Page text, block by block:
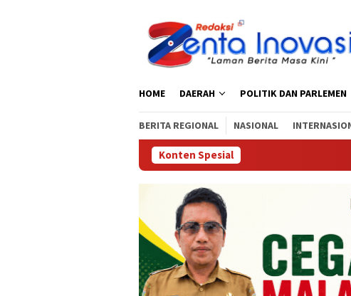
HOME DAERAH POLITIK DAN PARLEMEN
BERITA REGIONAL NASIONAL
Konten Spesial ‎Ketua